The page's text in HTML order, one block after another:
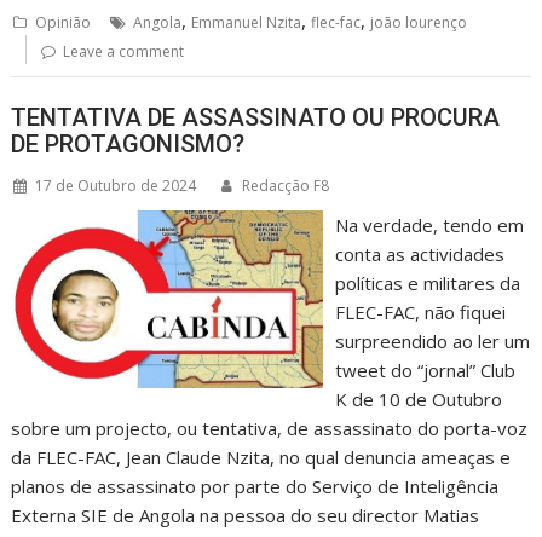
Opinião Angola, Emmanuel Nzita,flec-fac, joão lourenço
Leave a comment
TENTATIVA DE ASSASSINATO OU PROCURA
DE PROTAGONISMO?
17 de Outubro de 2024 Redacção F8
Na verdade, tendo em
conta as actividades
políticas e militares da
FLEC-FAC, não fiquei
surpreendido ao ler um
tweet do “jornal” Club
K de 10 de Outubro
sobre um projecto, ou tentativa, de assassinato do porta-voz
da FLEC-FAC, Jean Claude Nzita, no qual denuncia ameaças e
planos de assassinato por parte do Serviço de Inteligência
Externa SIE de Angola na pessoa do seu director Matias